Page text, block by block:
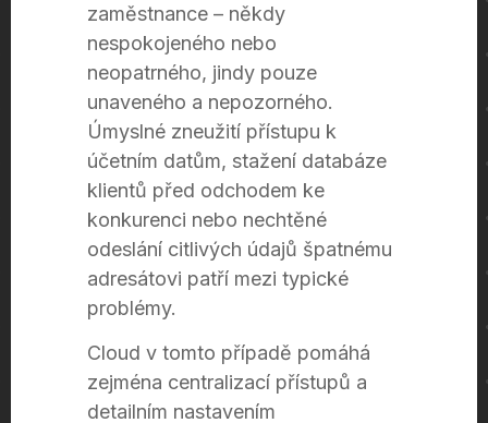
zaměstnance – někdy
nespokojeného nebo
neopatrného, jindy pouze
unaveného a nepozorného.
Úmyslné zneužití přístupu k
účetním datům, stažení databáze
klientů před odchodem ke
konkurenci nebo nechtěné
odeslání citlivých údajů špatnému
adresátovi patří mezi typické
problémy.
Cloud v tomto případě pomáhá
zejména centralizací přístupů a
detailním nastavením